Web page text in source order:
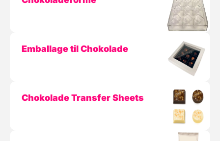
Emballage til Chokolade
Chokolade Transfer Sheets